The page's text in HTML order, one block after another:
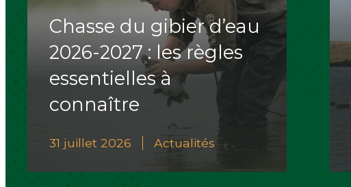
Chasse du gibier d’eau
2026-2027 : les règles
essentielles à
connaître
31 juillet 2026 Actualités